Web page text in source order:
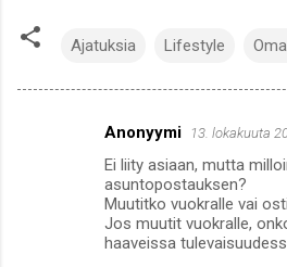
Ajatuksia Lifestyle
Anonyymi 13. lokakuuta
Ei liity asiaan, mutta
asuntopostauksen?
Muutitko vuokralle vai
Jos muutit vuokralle,
haaveissa